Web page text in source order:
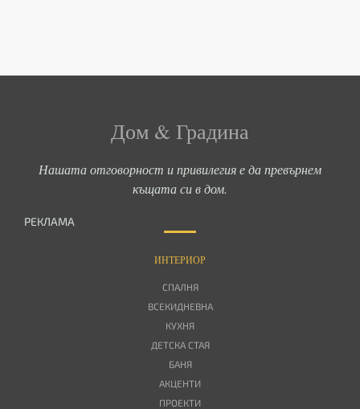
Дом & Градина
Нашата отговорност и привилегия е да превърнем
къщата си в дом.
РЕКЛАМА
ИНТЕРИОР
СПАЛНЯ
ВСЕКИДНЕВНА
КУХНЯ
ДЕТСКА СТАЯ
БАНЯ
АКЦЕНТИ
ПРОЕКТИ